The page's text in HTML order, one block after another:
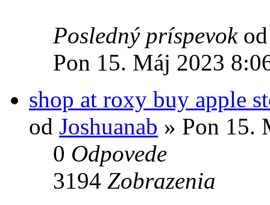
Posledný príspevok
Pon 15. Máj 2023
shop at roxy buy apple
od Joshuanab » Pon 15.
0 Odpovede
3194 Zobrazenia